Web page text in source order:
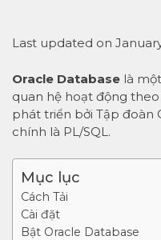
Last updated on
Oracle Database là
quan hệ hoạt động
phát triển bởi Tập đoàn
chính là PL/SQL.
Mục lục
Cách Tải
Cài đặt
Bật Oracle Database